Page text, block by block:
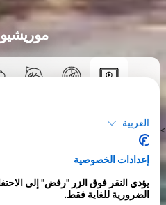
>
العربية
إعدادات الخصوصية
الضرورية للغاية فقط.